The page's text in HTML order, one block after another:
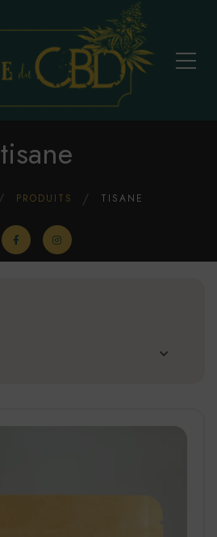
tisane
PRODUITS TISANE